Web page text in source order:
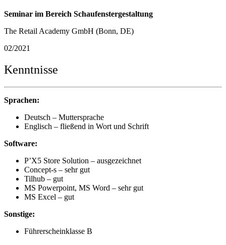
Seminar im Bereich Schaufenstergestaltung
The Retail Academy GmbH (Bonn, DE)
02/2021
Kenntnisse
Sprachen:
Deutsch – Muttersprache
Englisch – fließend in Wort und Schrift
Software:
P’X5 Store Solution – ausgezeichnet
Concept-s – sehr gut
Tilhub – gut
MS Powerpoint, MS Word – sehr gut
MS Excel – gut
Sonstige:
Führerscheinklasse B